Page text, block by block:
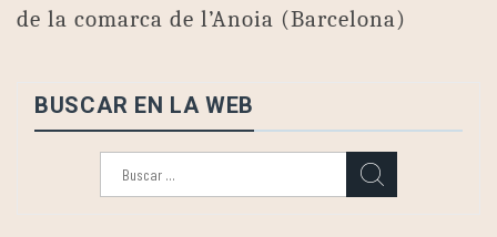
de la comarca de l’Anoia (Barcelona)
BUSCAR EN LA WEB